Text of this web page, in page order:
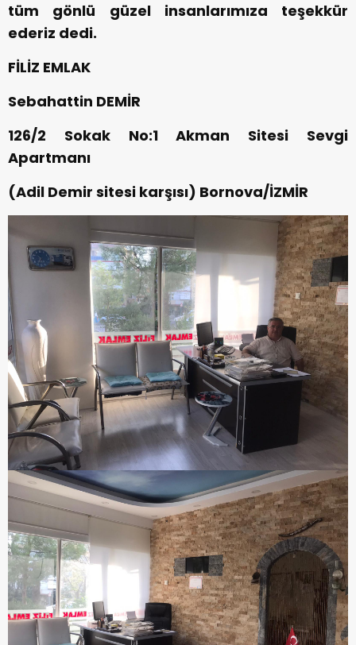
tüm gönlü güzel insanlarımıza teşekkür
ederiz dedi.
FİLİZ EMLAK
Sebahattin DEMİR
126/2 Sokak No:1 Akman Sitesi Sevgi
Apartmanı
(Adil Demir sitesi karşısı) Bornova/İZMİR